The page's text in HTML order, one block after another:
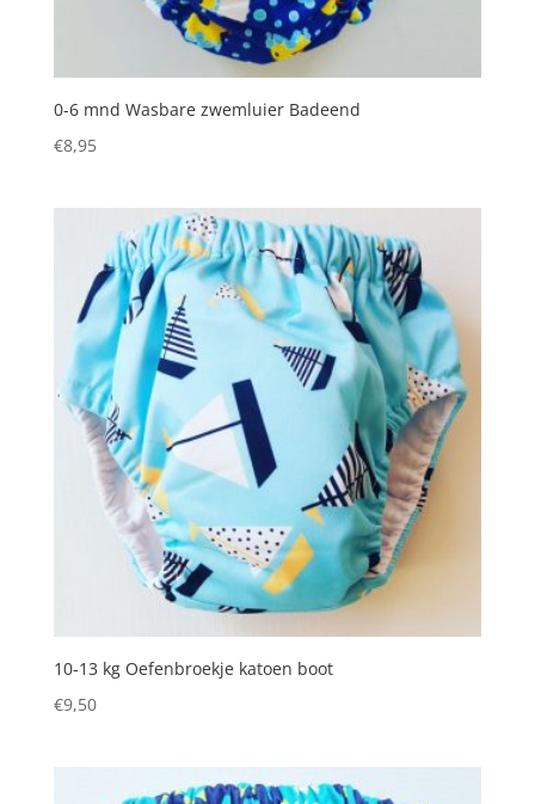
0-6 mnd Wasbare zwemluier Badeend
€8,95
10-13 kg Oefenbroekje katoen boot
€9,50